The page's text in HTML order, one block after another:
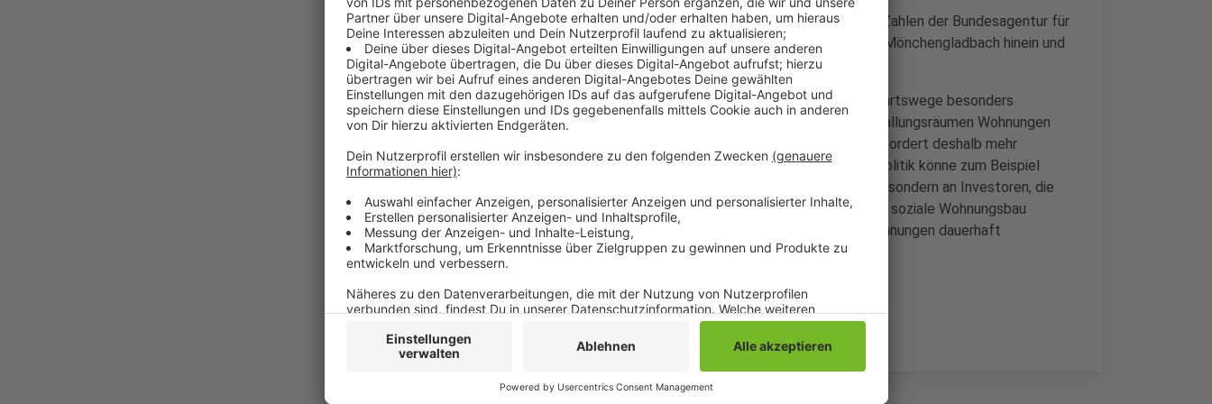
Das beklagt die Gewerkschaft IG-BAU. Sie beruft sich dabei auf Zahlen der Bundesagentur für
Arbeit. Demnach pendeln über 40.000 Menschen jeden Tag nach Mönchengladbach hinein und
aus der Stadt heraus.
Gerade in der Baubranche sind laut der Gewerkschaft weite Anfahrtswege besonders
verbreitet. Es dürfe aber nicht sein, dass Bauarbeiter, die in den Ballungsräumen Wohnungen
bauten, sich diese selbst nicht mehr leisten könnten. Die IG BAU fordert deshalb mehr
Anstrengungen bei der Schaffung bezahlbaren Wohnraums. Die Politik könne zum Beispiel
kommunale Grundstücke nicht an den Meistbietenden verkaufen, sondern an Investoren, die
sich zu bezahlbaren Mieten verpflichteten. Außerdem müsste der soziale Wohnungsbau
staatlich stärker gefördert werden und einmal gebaute Sozialwohnungen dauerhaft
preisgebunden bleiben.
Anzeige